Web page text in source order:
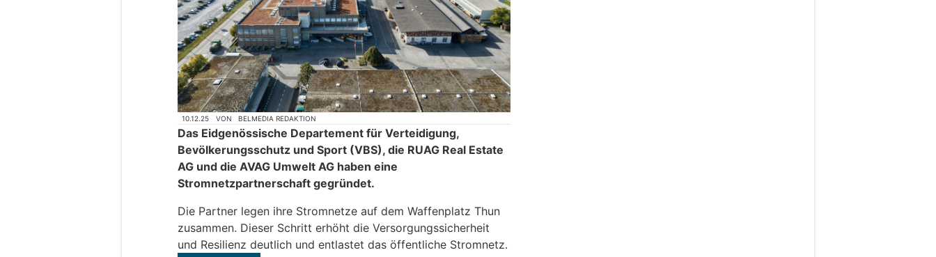
10.12.25 VON BELMEDIA REDAKTION
Das Eidgenössische Departement für Verteidigung,
Bevölkerungsschutz und Sport (VBS), die RUAG Real Estate
AG und die AVAG Umwelt AG haben eine
Stromnetzpartnerschaft gegründet.
Die Partner legen ihre Stromnetze auf dem Waffenplatz Thun
zusammen. Dieser Schritt erhöht die Versorgungssicherheit
und Resilienz deutlich und entlastet das öffentliche Stromnetz.